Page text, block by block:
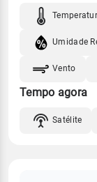
Umidade
Vento
Tempo agora
Satélite